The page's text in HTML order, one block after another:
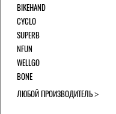
BIKEHAND
CYCLO
SUPERB
NFUN
WELLGO
BONE
ЛЮБОЙ ПРОИЗВОДИТЕЛЬ